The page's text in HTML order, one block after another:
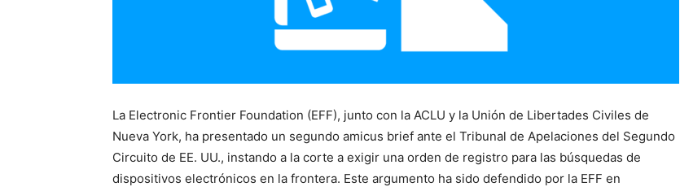
La Electronic Frontier Foundation (EFF), junto con la ACLU y la Unión de Libertades Civiles de
Nueva York, ha presentado un segundo amicus brief ante el Tribunal de Apelaciones del Segundo
Circuito de EE. UU., instando a la corte a exigir una orden de registro para las búsquedas de
dispositivos electrónicos en la frontera. Este argumento ha sido defendido por la EFF en